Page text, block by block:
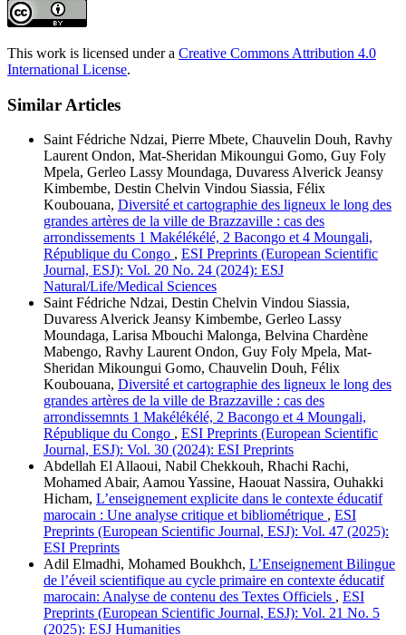
This work is licensed under a Creative Commons Attribution 4.0
International License.
Similar Articles
Saint Fédriche Ndzai, Pierre Mbete, Chauvelin Douh, Ravhy
Laurent Ondon, Mat-Sheridan Mikoungui Gomo, Guy Foly
Mpela, Gerleo Lassy Moundaga, Duvaress Alverick Jeansy
Kimbembe, Destin Chelvin Vindou Siassia, Félix
Koubouana, Diversité et cartographie des ligneux le long des
grandes artères de la ville de Brazzaville : cas des
arrondissements 1 Makélékélé, 2 Bacongo et 4 Moungali,
République du Congo , ESI Preprints (European Scientific
Journal, ESJ): Vol. 20 No. 24 (2024): ESJ
Natural/Life/Medical Sciences
Saint Fédriche Ndzai, Destin Chelvin Vindou Siassia,
Duvaress Alverick Jeansy Kimbembe, Gerleo Lassy
Moundaga, Larisa Mbouchi Malonga, Belvina Chardène
Mabengo, Ravhy Laurent Ondon, Guy Foly Mpela, Mat-
Sheridan Mikoungui Gomo, Chauvelin Douh, Félix
Koubouana, Diversité et cartographie des ligneux le long des
grandes artères de la ville de Brazzaville : cas des
arrondissemnts 1 Makélékélé, 2 Bacongo et 4 Moungali,
République du Congo , ESI Preprints (European Scientific
Journal, ESJ): Vol. 30 (2024): ESI Preprints
Abdellah El Allaoui, Nabil Chekkouh, Rhachi Rachi,
Mohamed Abair, Aamou Yassine, Haouat Nassira, Ouhakki
Hicham, L’enseignement explicite dans le contexte éducatif
marocain : Une analyse critique et bibliométrique , ESI
Preprints (European Scientific Journal, ESJ): Vol. 47 (2025):
ESI Preprints
Adil Elmadhi, Mohamed Boukhch, L’Enseignement Bilingue
de l’éveil scientifique au cycle primaire en contexte éducatif
marocain: Analyse de contenu des Textes Officiels , ESI
Preprints (European Scientific Journal, ESJ): Vol. 21 No. 5
(2025): ESJ Humanities